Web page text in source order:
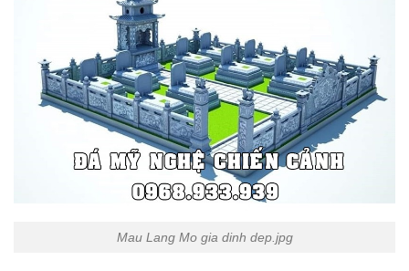
Mau Lang Mo gia dinh dep.jpg